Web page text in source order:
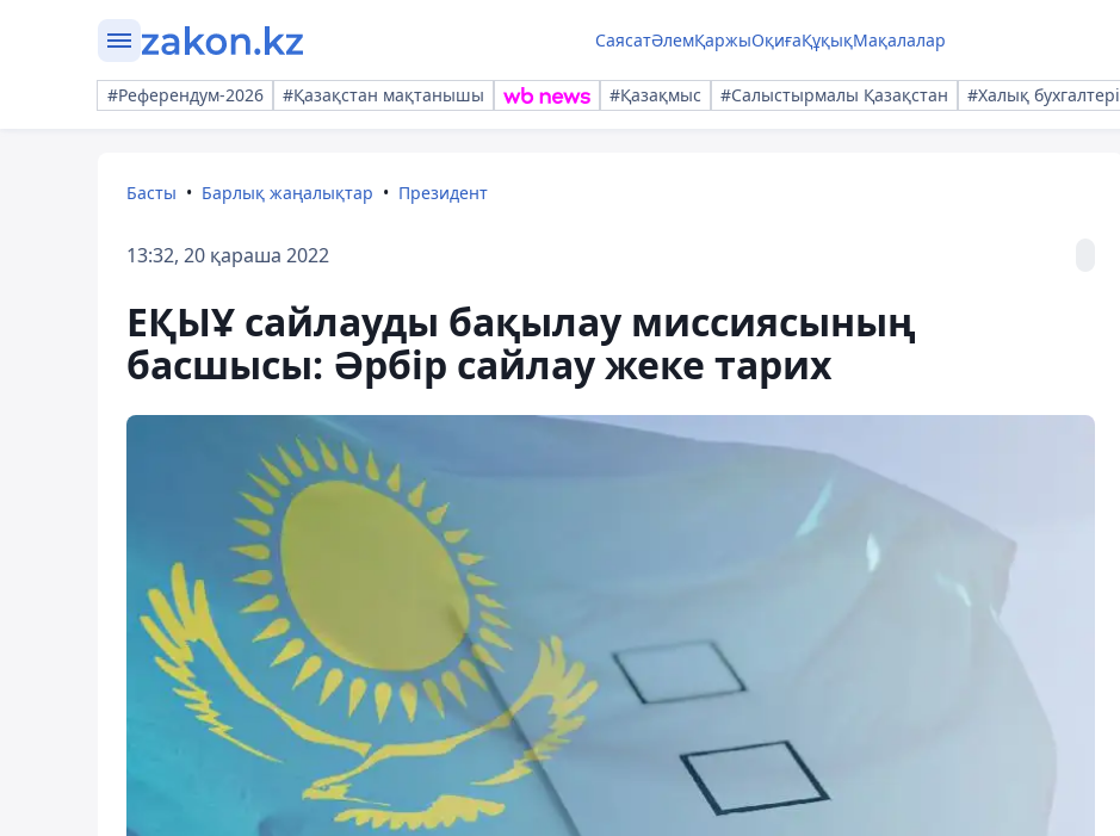
СаясатӘлемҚаржыОқиғаҚұқықМақалалар
#Референдум-2026 #Қазақстан мақтанышы #Қазақмыс #Салыстырмалы Қазақстан #Халық бухгалтері
Басты Барлық жаңалықтар Президент
13:32, 20 қараша 2022
ЕҚЫҰ сайлауды бақылау миссиясының
басшысы: Әрбір сайлау жеке тарих